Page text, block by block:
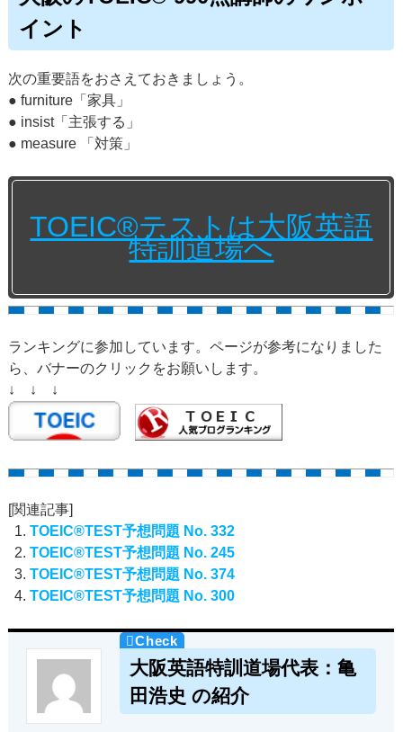
イント
次の重要語をおさえておきましょう。
● furniture「家具」
● insist「主張する」
● measure 「対策」
TOEIC®テストは大阪英語
特訓道場へ
ランキングに参加しています。ページが参考になりました
ら、バナーのクリックをお願いします。
↓ ↓ ↓
[関連記事]
TOEIC®TEST予想問題 No. 332
TOEIC®TEST予想問題 No. 245
TOEIC®TEST予想問題 No. 374
TOEIC®TEST予想問題 No. 300
大阪英語特訓道場代表：亀
田浩史 の紹介